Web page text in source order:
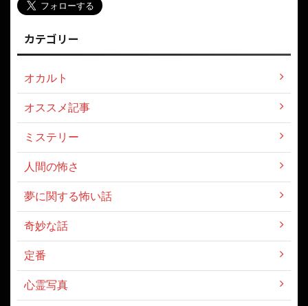
カテゴリー
オカルト
オススメ記事
ミステリー
人間の怖さ
夢に関する怖い話
奇妙な話
定番
心霊写真